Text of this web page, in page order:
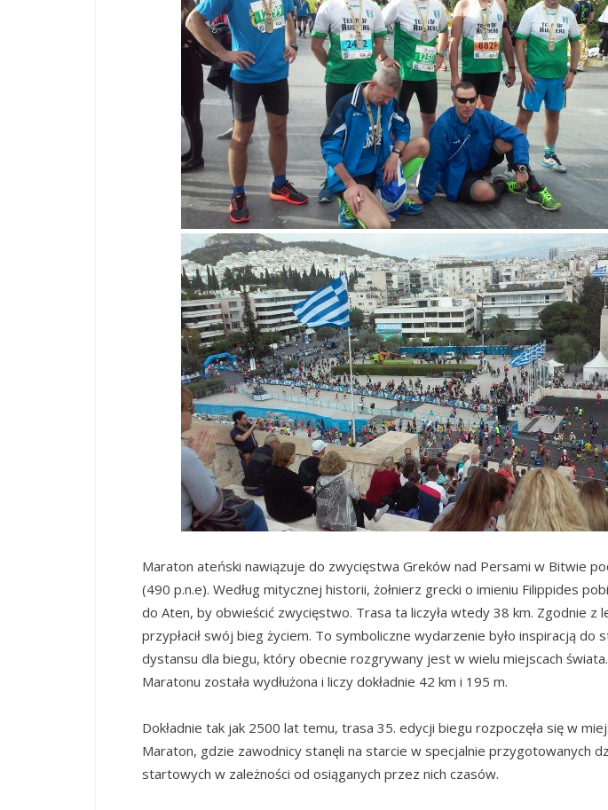
Maraton ateński nawiązuje do zwycięstwa Greków nad Persami w Bitwie
(490 p.n.e). Według mitycznej historii, żołnierz grecki o imieniu Filippides
do Aten, by obwieścić zwycięstwo. Trasa ta liczyła wtedy 38 km. Zgodnie z
przypłacił swój bieg życiem. To symboliczne wydarzenie było inspiracją do
dystansu dla biegu, który obecnie rozgrywany jest w wielu miejscach
Maratonu została wydłużona i liczy dokładnie 42 km i 195 m.
Dokładnie tak jak 2500 lat temu, trasa 35. edycji biegu rozpoczęła się w
Maraton, gdzie zawodnicy stanęli na starcie w specjalnie przygotowanych
startowych w zależności od osiąganych przez nich czasów.